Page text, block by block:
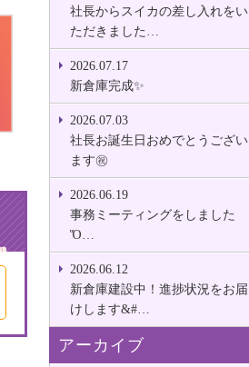
社長からスイカの差し入れをい
ただきました…
2026.07.17
新倉庫完成✨
2026.07.03
社長お誕生日おめでとうござい
ます㊗
2026.06.19
事務ミーティングをしました
Ὅ…
2026.06.12
新倉庫建設中！進捗状況をお届
けします&#…
アーカイブ